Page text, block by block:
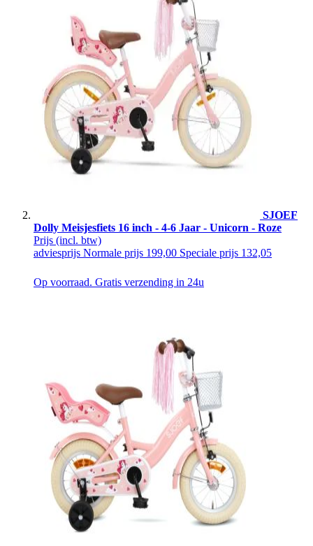
SJOEF
Dolly Meisjesfiets 16 inch - 4-6 Jaar - Unicorn - Roze
Prijs (incl. btw)
adviesprijs Normale prijs 199,00 Speciale prijs 132,05
Op voorraad. Gratis verzending in 24u